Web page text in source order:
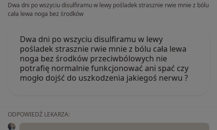
Dwa dni po wszyciu disulfiramu w lewy pośladek strasznie rwie mnie z bólu
cała lewa noga bez środków
Dwa dni po wszyciu disulfiramu w lewy
pośladek strasznie rwie mnie z bólu cała lewa
noga bez środków przeciwbólowych nie
potrafię normalnie funkcjonować ani spać czy
mogło dojść do uszkodzenia jakiegoś nerwu ?
ODPOWIEDŹ LEKARZA: